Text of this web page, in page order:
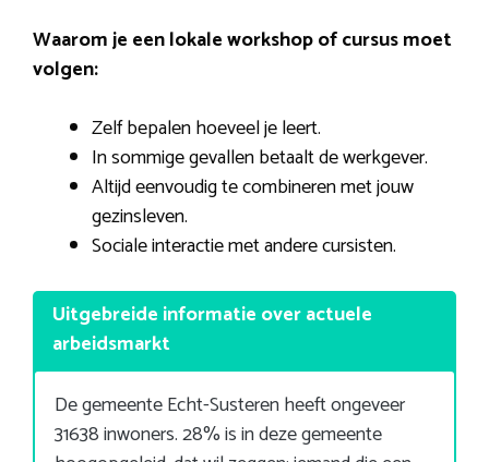
Waarom je een lokale workshop of cursus moet
volgen:
Zelf bepalen hoeveel je leert.
In sommige gevallen betaalt de werkgever.
Altijd eenvoudig te combineren met jouw
gezinsleven.
Sociale interactie met andere cursisten.
Uitgebreide informatie over actuele
arbeidsmarkt
De gemeente Echt-Susteren heeft ongeveer
31638 inwoners. 28% is in deze gemeente